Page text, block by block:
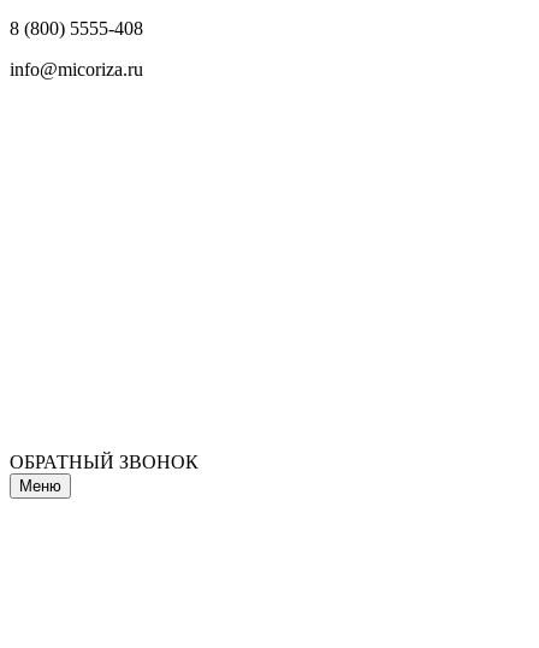
8 (800) 5555-408
info@micoriza.ru
ОБРАТНЫЙ ЗВОНОК
Меню